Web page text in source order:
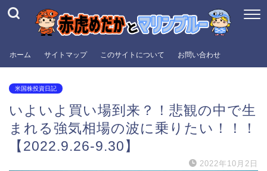
ホーム サイトマップ このサイトについて お問い合わせ
米国株投資日記
いよいよ買い場到来？！悲観の中で生
まれる強気相場の波に乗りたい！！！
【2022.9.26-9.30】
2022年10月2日